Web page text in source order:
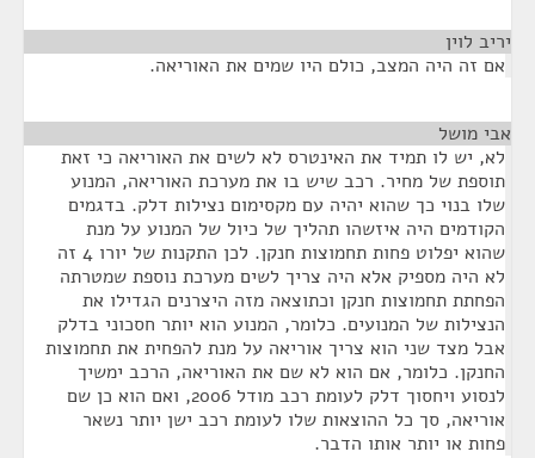
יריב לוין
אם זה היה המצב, כולם היו שמים את האוריאה.
אבי מושל
לא, יש לו תמיד את האינטרס לא לשים את האוריאה כי זאת
תוספת של מחיר. רכב שיש בו את מערכת האוריאה, המנוע
שלו בנוי כך שהוא יהיה עם מקסימום נצילות דלק. בדגמים
הקודמים היה איזשהו תהליך של כיול של המנוע על מנת
שהוא יפלוט פחות תחמוצות חנקן. לכן התקנות של יורו 4 זה
לא היה מספיק אלא היה צריך לשים מערכת נוספת שמטרתה
הפחתת תחמוצות חנקן וכתוצאה מזה היצרנים הגדילו את
הנצילות של המנועים. כלומר, המנוע הוא יותר חסכוני בדלק
אבל מצד שני הוא צריך אוריאה על מנת להפחית את תחמוצות
החנקן. כלומר, אם הוא לא שם את האוריאה, הרכב ימשיך
לנסוע ויחסוך דלק לעומת רכב מודל 2006, ואם הוא כן שם
אוריאה, סך כל ההוצאות שלו לעומת רכב ישן יותר נשאר
פחות או יותר אותו הדבר.